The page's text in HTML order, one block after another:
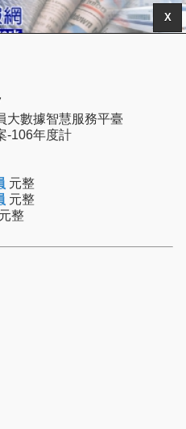
X
大數據智慧服務平臺
-106年度計
元整
元整
整